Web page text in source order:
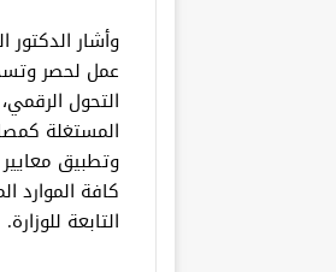
وأشار
عمل لحصر
التحول
المستغلة
وتطبيق
كافة الموارد
التابعة للوزارة.